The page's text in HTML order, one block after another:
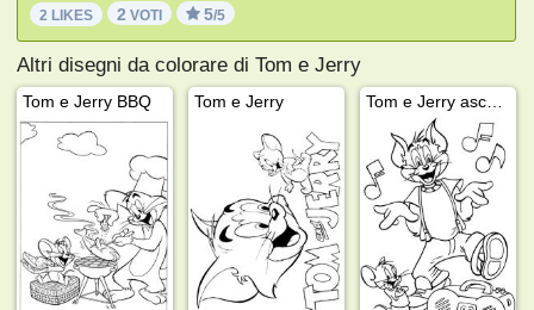
2 LIKES 2 VOTI 5/5
Altri disegni da colorare di Tom e Jerry
Tom e Jerry BBQ Tom e Jerry